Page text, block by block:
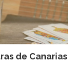
de Canarias